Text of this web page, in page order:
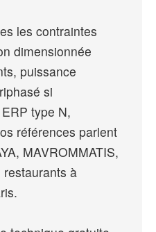
les contraintes
dimensionnée
puissance
si
type N,
références parlent
MAVROMMATIS,
à